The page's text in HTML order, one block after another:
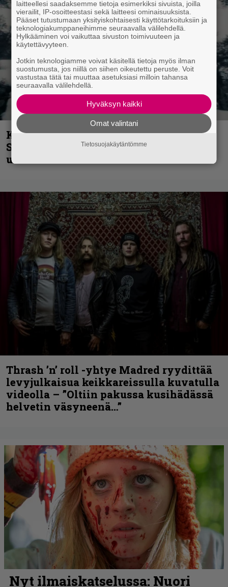
Kunnianosoitus hyiselle Pohjolalle –
Shining hyppäsi keskelle kinoksia
uudella videollaan
Thrash ’n’ roll -yhtye Madred ryydittää
levyjulkaisua keikkareissulla kuvatulla
videolla – ”Oltiin pakussa kusihädässä
helvetin väsyneenä…”
laitteellesi saadaksemme tietoja esimerkiksi sivuista, joilla
vierailit, IP-osoitteestasi sekä laitteesi ominaisuuksista.
Pääset tutustumaan yksityiskohtaisesti käyttötarkoituksiin ja
teknologiakumppaneihimme seuraavalla välilehdellä.
Hylkääminen voi vaikuttaa sivuston toimivuuteen ja
käytettävyyteen.
Jotkin teknologiamme voivat käsitellä tietoja myös ilman
suostumusta, jos niillä on siihen oikeutettu peruste. Voit
vastustaa tätä tai muuttaa asetuksiasi milloin tahansa
seuraavalla välilehdellä.
Hyväksyn kaikki
Omat valintani
Tietosuojakäytäntömme